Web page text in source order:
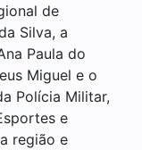
de
Silva, a
Paula do
Miguel e o
Polícia Militar,
e
região e